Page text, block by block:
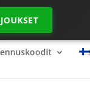
jotta pääset